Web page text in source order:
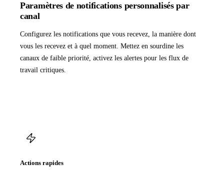
Paramètres de notifications personnalisés par
canal
Configurez les notifications que vous recevez, la manière dont
vous les recevez et à quel moment. Mettez en sourdine les
canaux de faible priorité, activez les alertes pour les flux de
travail critiques.
Actions rapides